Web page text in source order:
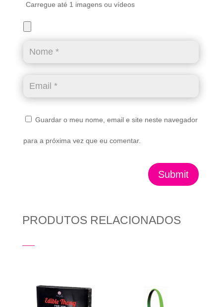
Carregue até 1 imagens ou vídeos
Guardar o meu nome, email e site neste navegador
para a próxima vez que eu comentar.
Submit
PRODUTOS RELACIONADOS